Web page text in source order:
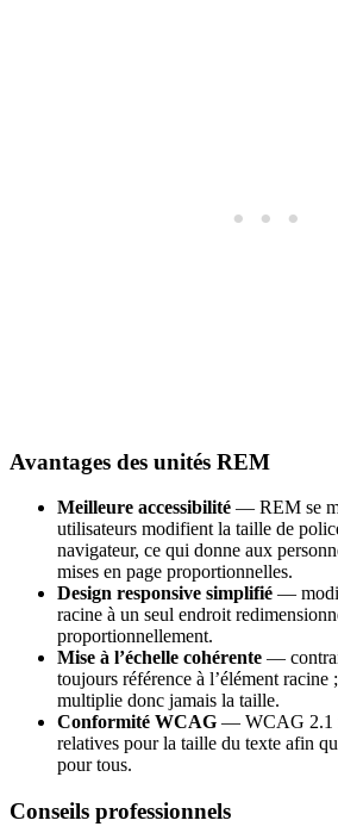
Avantages des unités REM
Meilleure accessibilité — REM se
utilisateurs modifient la taille de
navigateur, ce qui donne aux
mises en page proportionnelles.
Design responsive simplifié —
racine à un seul endroit
proportionnellement.
Mise à l’échelle cohérente —
toujours référence à l’élément racine
multiplie donc jamais la taille.
Conformité WCAG — WCAG 2.1
relatives pour la taille du texte afin
pour tous.
Conseils professionnels